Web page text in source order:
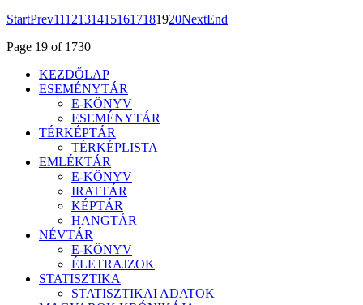
StartPrev11121314151617181920NextEnd
Page 19 of 1730
KEZDŐLAP
ESEMÉNYTÁR
E-KÖNYV
ESEMÉNYTÁR
TÉRKÉPTÁR
TÉRKÉPLISTA
EMLÉKTÁR
E-KÖNYV
IRATTÁR
KÉPTÁR
HANGTÁR
NÉVTÁR
E-KÖNYV
ÉLETRAJZOK
STATISZTIKA
STATISZTIKAI ADATOK